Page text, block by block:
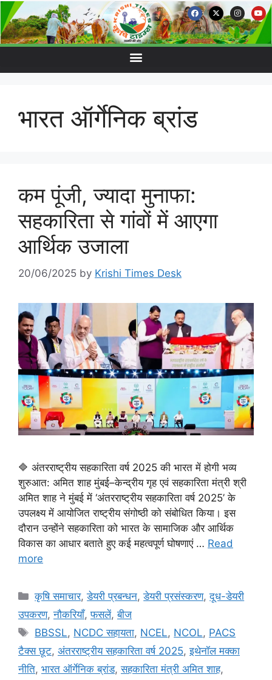
भारत ऑर्गेनिक ब्रांड
कम पूंजी, ज्यादा मुनाफा:
सहकारिता से गांवों में आएगा
आर्थिक उजाला
20/06/2025 by Krishi Times Desk
🔷 अंतरराष्ट्रीय सहकारिता वर्ष 2025 की भारत में होगी भव्य
शुरुआत: अमित शाह मुंबई–केन्द्रीय गृह एवं सहकारिता मंत्री श्री
अमित शाह ने मुंबई में ‘अंतरराष्ट्रीय सहकारिता वर्ष 2025’ के
उपलक्ष्य में आयोजित राष्ट्रीय संगोष्ठी को संबोधित किया। इस
दौरान उन्होंने सहकारिता को भारत के सामाजिक और आर्थिक
विकास का आधार बताते हुए कई महत्वपूर्ण घोषणाएं … Read
more
कृषि समाचार,डेयरी प्रबन्धन,डेयरी प्रसंस्करण,दूध-डेयरी
उपकरण,नौकरियाँ,फसलें,बीज
BBSSL, NCDC सहायता, NCEL, NCOL, PACS
टैक्स छूट, अंतरराष्ट्रीय सहकारिता वर्ष 2025,इथेनॉल मक्का
नीति, भारत ऑर्गेनिक ब्रांड,सहकारिता मंत्री अमित शाह,